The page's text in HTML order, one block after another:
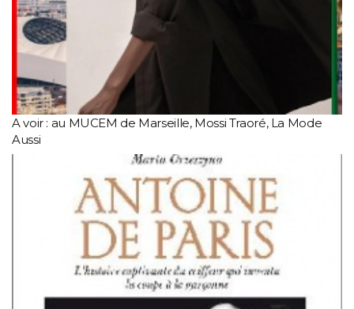
A voir : au MUCEM de Marseille, Mossi Traoré, La Mode
Aussi